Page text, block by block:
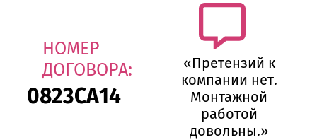
НОМЕР
ДОГОВОРА:
0823СА14
«Претензий к
компании нет.
Монтажной
работой
довольны.»